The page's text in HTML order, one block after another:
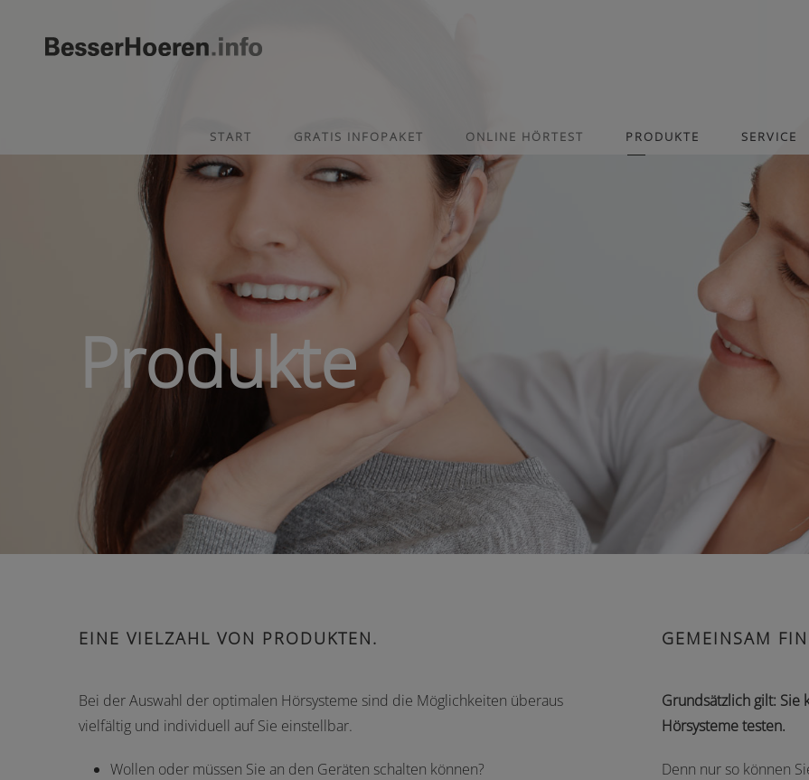
START GRATIS INFOPAKET ONLINE HÖRTEST PRODUKTE SERVICE
Produkte
EINE VIELZAHL VON PRODUKTEN.
Bei der Auswahl der optimalen Hörsysteme sind die Möglichkeiten überaus
vielfältig und individuell auf Sie einstellbar.
Wollen oder müssen Sie an den Geräten schalten können?
GEMEINSAM
Grundsätzlich gilt:
Hörsysteme testen.
Denn nur so können